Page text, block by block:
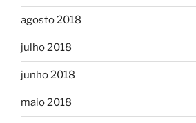
agosto 2018
julho 2018
junho 2018
maio 2018